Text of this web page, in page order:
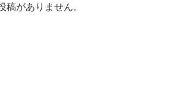
稿がありません。